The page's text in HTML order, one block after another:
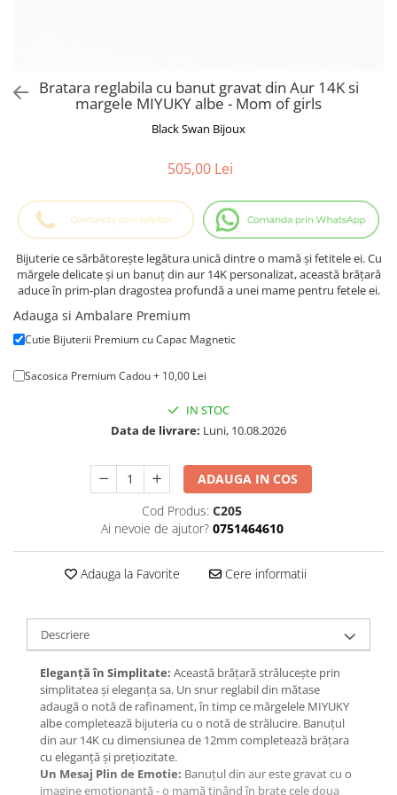
Cadouri Cupluri
Bijuterii cu mesaj Motivational
Bijuterii personalizate cu poza
Bratara reglabila cu banut gravat din Aur 14K si
margele MIYUKY albe - Mom of girls
Black Swan Bijoux
505,00 Lei
Bijuterie ce sărbătorește legătura unică dintre o mamă și fetitele ei. Cu
mărgele delicate și un banuț din aur 14K personalizat, această brățară
aduce în prim-plan dragostea profundă a unei mame pentru fetele ei.
Adauga si Ambalare Premium
Cutie Bijuterii Premium cu Capac Magnetic
Sacosica Premium Cadou + 10,00 Lei
IN STOC
Data de livrare: Luni, 10.08.2026
ADAUGA IN COS
Cod Produs: C205
Ai nevoie de ajutor? 0751464610
Adauga la Favorite Cere informatii
Descriere
Eleganță în Simplitate: Această brățară strălucește prin
simplitatea și eleganța sa. Un snur reglabil din mătase
adaugă o notă de rafinament, în timp ce mărgelele MIYUKY
albe completează bijuteria cu o notă de strălucire. Banuțul
din aur 14K cu dimensiunea de 12mm completează brățara
cu eleganță și prețiozitate.
Un Mesaj Plin de Emotie: Banuțul din aur este gravat cu o
imagine emoționantă - o mamă ținând în brațe cele doua